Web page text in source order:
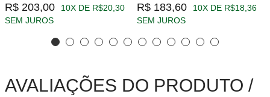
R$ 203,00
10X DE R$20,30
SEM JUROS
R$ 183,60
10X DE R$18,36
SEM JUROS
AVALIAÇÕES DO PRODUTO /